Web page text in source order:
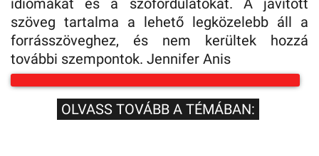
szöveg tartalma a lehető legközelebb áll a
forrásszöveghez, és nem kerültek hozzá
további szempontok. Jennifer Anis
OLVASS TOVÁBB A TÉMÁBAN: